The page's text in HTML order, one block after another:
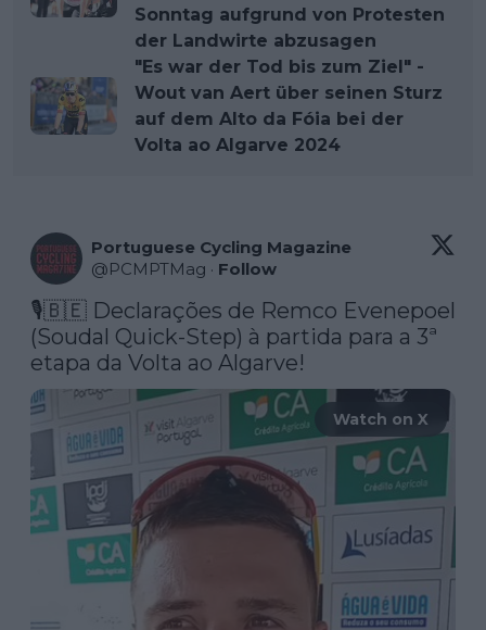
Sonntag aufgrund von Protesten
der Landwirte abzusagen
"Es war der Tod bis zum Ziel" -
Wout van Aert über seinen Sturz
auf dem Alto da Fóia bei der
Volta ao Algarve 2024
Portuguese Cycling Magazine
@PCMPTMag · Follow
🎙🇧🇪 Declarações de Remco Evenepoel
(Soudal Quick-Step) à partida para a 3ª
etapa da Volta ao Algarve!
Watch on X